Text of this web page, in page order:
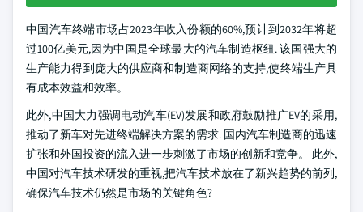
中国汽车终端市场占2023年收入份额的60%,预计到2032年将超
过100亿美元,因为中国是全球最大的汽车制造枢纽. 该国强大的
生产能力得到庞大的供应商和制造商网络的支持,使终端生产具
有成本效益和效率。
此外,中国大力强调电动汽车(EV)发展和政府鼓励推广EV的采用,
推动了新车对先进终端解决方案的需求. 国内汽车制造商的迅速
扩张和外国投资的流入进一步刺激了市场的创新和竞争。 此外,
中国对汽车技术研发的重视,把汽车技术放在了新兴趋势的前列,
确保汽车技术仍然是市场的关键角色?